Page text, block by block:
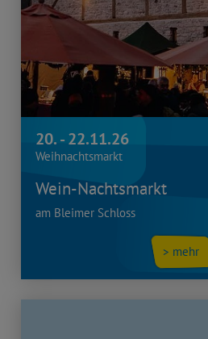
20. - 22.11.26
Weihnachtsmarkt
Wein-Nachtsmarkt
am Bleimer Schloss
> mehr